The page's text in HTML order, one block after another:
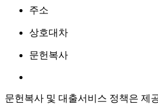
주소
상호대차
문헌복사
문헌복사 및 대출서비스 정책은 제